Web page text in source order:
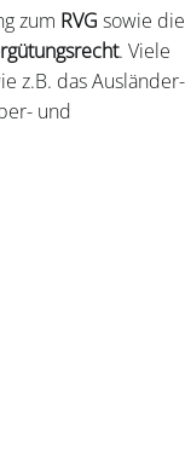
zum RVG sowie die
. Viele
z.B. das Ausländer-
und